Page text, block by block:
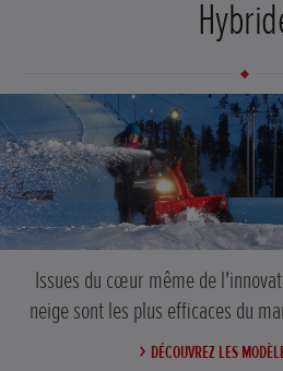
Issues du cœur même de
neige sont les plus efficaces du
DÉCOUVREZ LES